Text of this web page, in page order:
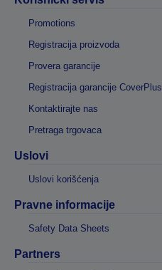
Promotions
Registracija proizvoda
Provera garancije
Registracija garancije CoverPlus
Kontaktirajte nas
Pretraga trgovaca
Uslovi
Uslovi korišćenja
Pravne informacije
Safety Data Sheets
Partners